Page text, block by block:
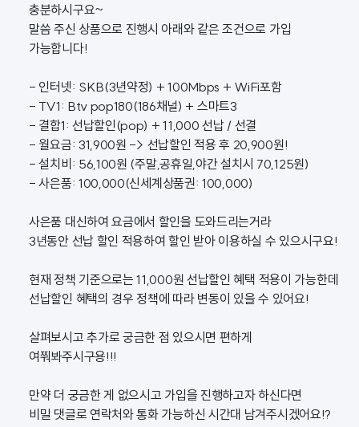
충분하시구요~
말씀 주신 상품으로 진행시 아래와 같은 조건으로 가입
가능합니다!
- 인터넷: SKB(3년약정) + 100Mbps + WiFi포함
- TV1: Btv pop180(186채널) + 스마트3
- 결합1: 선납할인(pop) + 11,000 선납 / 선결
- 월요금: 31,900원 -> 선납할인 적용 후 20,900원!
- 설치비: 56,100원 (주말,공휴일,야간 설치시 70,125원)
- 사은품: 100,000(신세계상품권: 100,000)
사은품 대신하여 요금에서 할인을 도와드리는거라
3년동안 선납 할인 적용하여 할인 받아 이용하실 수 있으시구요!
현재 정책 기준으로는 11,000원 선납할인 혜택 적용이 가능한데
선납할인 혜택의 경우 정책에 따라 변동이 있을 수 있어요!
살펴보시고 추가로 궁금한 점 있으시면 편하게
여쭤봐주시구용!!!
만약 더 궁금한 게 없으시고 가입을 진행하고자 하신다면
비밀 댓글로 연락처와 통화 가능하신 시간대 남겨주시겠어요!?